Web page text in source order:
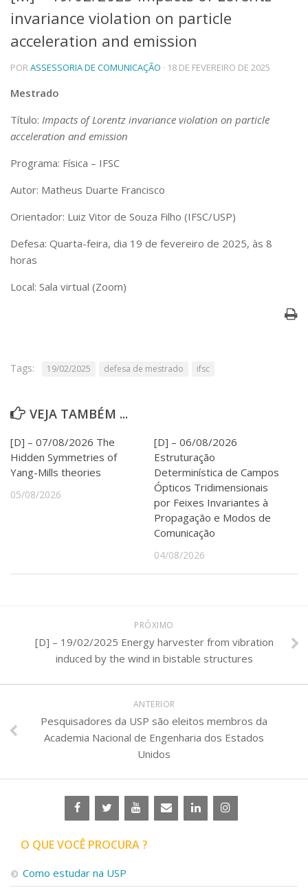
Telefones e Mapas
Pessoas
Ensino
Graduação
Educação a distância
Pesquisa e Inovação
Centros, Núcleos e Projetos em Rede
Iniciação Científica
Transferência de Tecnologia
Empresas Juniores
Extensão à Comunidade
Museus e Espaços Interativos
Segurança, Trânsito e Prevenção
Comunicação
Aplicativos e Sites
Jornal da USP
Agenda de Eventos
Defesa de Teses
invariance violation on particle
acceleration and emission
PORASSESSORIA DE COMUNICAÇÃO · 18 DE FEVEREIRO DE 2025
Mestrado
Título: Impacts of Lorentz invariance violation on particle
acceleration and emission
Programa: Física – IFSC
Autor: Matheus Duarte Francisco
Orientador: Luiz Vitor de Souza Filho (IFSC/USP)
Defesa: Quarta-feira, dia 19 de fevereiro de 2025, às 8
horas
Local: Sala virtual (Zoom)
Tags: 19/02/2025 defesa de mestrado ifsc
VEJA TAMBÉM ...
[D] – 07/08/2026 The
Hidden Symmetries of
Yang-Mills theories
05/08/2026
[D] – 06/08/2026
Estruturação
Determinística de Campos
Ópticos Tridimensionais
por Feixes Invariantes à
Propagação e Modos de
Comunicação
04/08/2026
PRÓXIMO
[D] – 19/02/2025 Energy harvester from vibration
induced by the wind in bistable structures
ANTERIOR
Pesquisadores da USP são eleitos membros da
Academia Nacional de Engenharia dos Estados
Unidos
O QUE VOCÊ PROCURA ?
Como estudar na USP